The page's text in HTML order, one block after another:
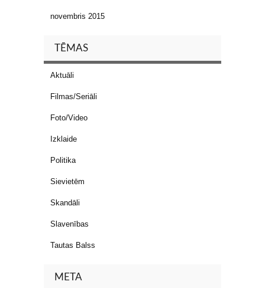
novembris 2015
TĒMAS
Aktuāli
Filmas/Seriāli
Foto/Video
Izklaide
Politika
Sievietēm
Skandāli
Slavenības
Tautas Balss
META